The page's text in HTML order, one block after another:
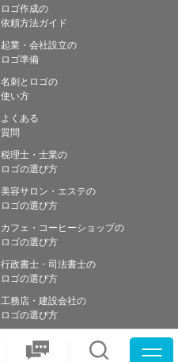
ロゴ作成の
依頼方法ガイド
起業・会社設立の
ロゴ準備
名刺とロゴの
使い方
よくある
質問
税理士・士業の
ロゴの選び方
美容サロン・エステの
ロゴの選び方
カフェ・コーヒーショップの
ロゴの選び方
行政書士・司法書士の
ロゴの選び方
工務店・建設会社の
ロゴの選び方